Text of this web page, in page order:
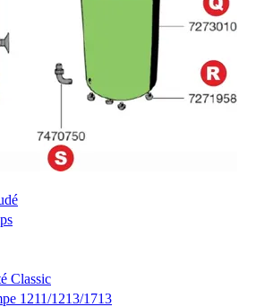
Classic
1211/1213/1713